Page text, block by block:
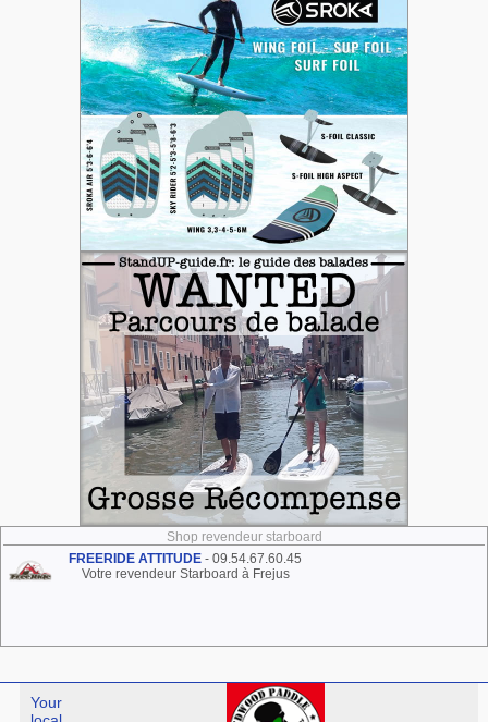
Shop revendeur starboard
FREERIDE ATTITUDE - 09.54.67.60.45
Votre revendeur Starboard à Frejus
Your